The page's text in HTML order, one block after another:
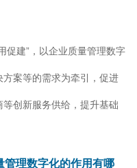
促建”，以企业质量管理数字
案等的需求为牵引，促进
创新服务供给，提升基础
管理数字化的作用有哪